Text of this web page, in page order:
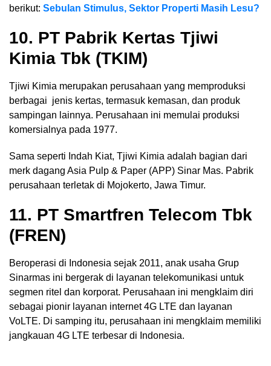
berikut: Sebulan Stimulus, Sektor Properti Masih Lesu?
10. PT Pabrik Kertas Tjiwi
Kimia Tbk (TKIM)
Tjiwi Kimia merupakan perusahaan yang memproduksi
berbagai jenis kertas, termasuk kemasan, dan produk
sampingan lainnya. Perusahaan ini memulai produksi
komersialnya pada 1977.
Sama seperti Indah Kiat, Tjiwi Kimia adalah bagian dari
merk dagang Asia Pulp & Paper (APP) Sinar Mas. Pabrik
perusahaan terletak di Mojokerto, Jawa Timur.
11. PT Smartfren Telecom Tbk
(FREN)
Beroperasi di Indonesia sejak 2011, anak usaha Grup
Sinarmas ini bergerak di layanan telekomunikasi untuk
segmen ritel dan korporat. Perusahaan ini mengklaim diri
sebagai pionir layanan internet 4G LTE dan layanan
VoLTE. Di samping itu, perusahaan ini mengklaim memiliki
jangkauan 4G LTE terbesar di Indonesia.